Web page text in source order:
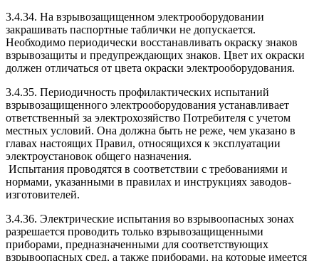
3.4.34. На взрывозащищенном электрооборудовании
закрашивать паспортные таблички не допускается.
Необходимо периодически восстанавливать окраску знаков
взрывозащиты и предупреждающих знаков. Цвет их окраски
должен отличаться от цвета окраски электрооборудования.
3.4.35. Периодичность профилактических испытаний
взрывозащищенного электрооборудования устанавливает
ответственный за электрохозяйство Потребителя с учетом
местных условий. Она должна быть не реже, чем указано в
главах настоящих Правил, относящихся к эксплуатации
электроустановок общего назначения.
Испытания проводятся в соответствии с требованиями и
нормами, указанными в правилах и инструкциях заводов-
изготовителей.
3.4.36. Электрические испытания во взрывоопасных зонах
разрешается проводить только взрывозащищенными
приборами, предназначенными для соответствующих
взрывоопасных сред, а также приборами, на которые имеется